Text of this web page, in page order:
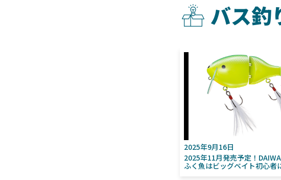
バス釣
2025年9月16日
2025年11月発売予定！
ふく魚はビッグベイト初心者